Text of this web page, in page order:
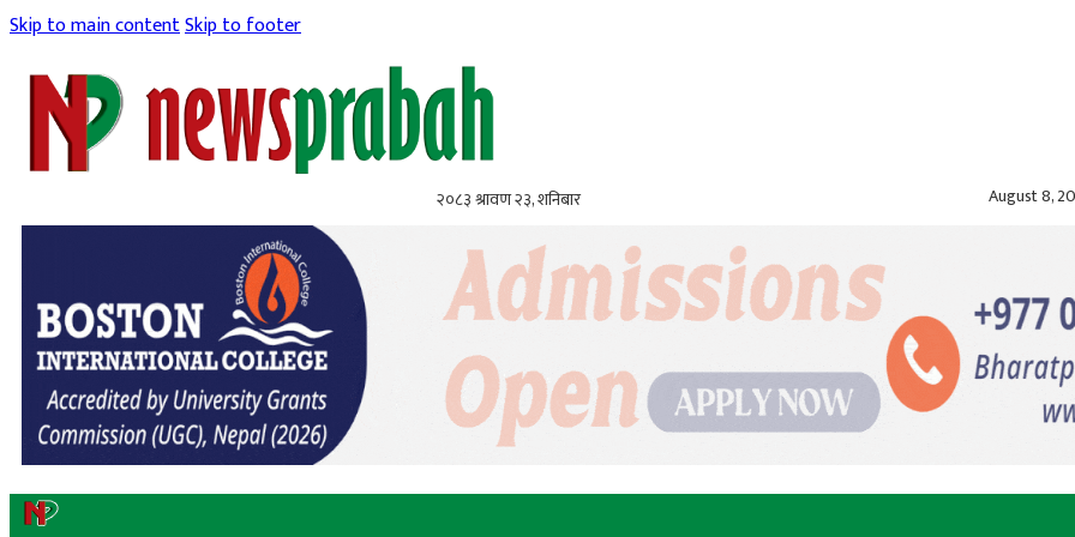
Skip to main contentSkip to footer
२०८३ श्रावण २३, शनिबार August 8,